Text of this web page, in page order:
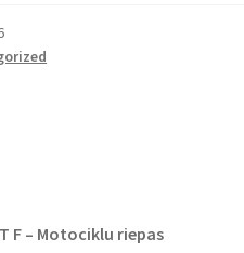
F – Motociklu riepas